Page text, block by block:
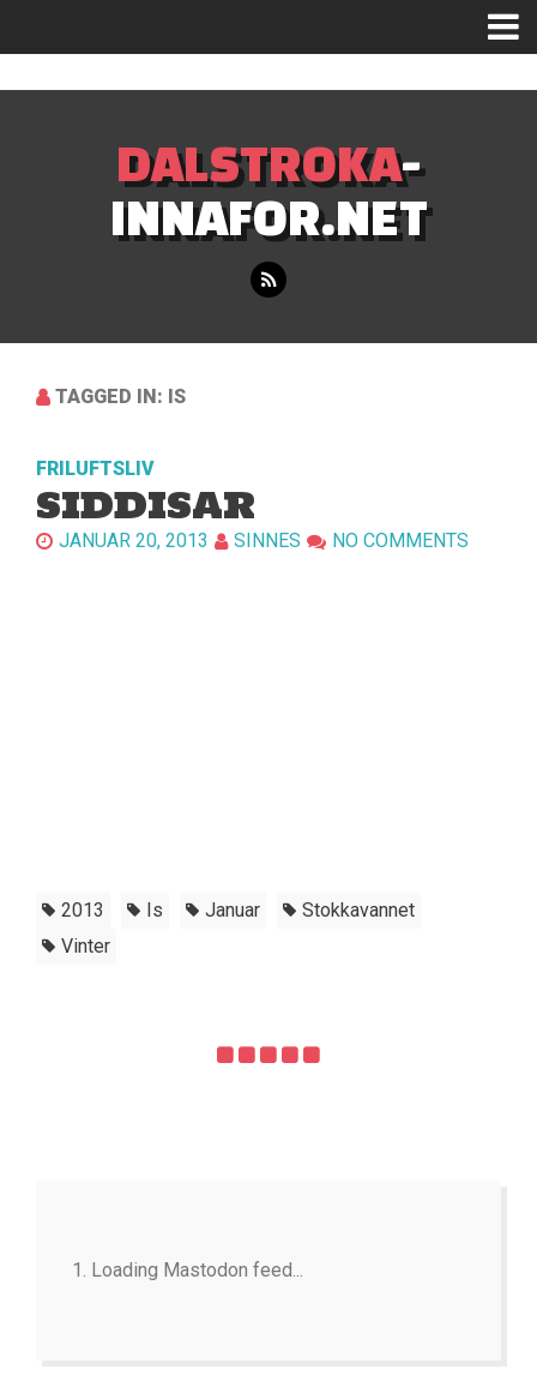
DALSTROKA-
INNAFOR.NET
TAGGED IN: IS
FRILUFTSLIV
SIDDISAR
JANUAR 20, 2013 SINNES NO COMMENTS
2013 Is Januar
Stokkavannet
Vinter
Loading Mastodon feed...